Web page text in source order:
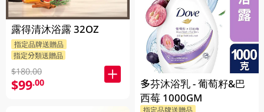
露得清沐浴露 32OZ
指定品牌送贈品
指定分類送贈品
$180.00
$99.00
多芬沐浴乳 - 葡萄籽&巴
西莓 1000GM
指定品牌送贈品